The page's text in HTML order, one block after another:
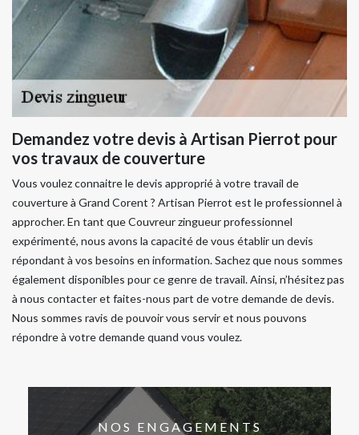
Demandez votre devis à Artisan Pierrot pour
vos travaux de couverture
Vous voulez connaitre le devis approprié à votre travail de
couverture à Grand Corent ? Artisan Pierrot est le professionnel à
approcher. En tant que Couvreur zingueur professionnel
expérimenté, nous avons la capacité de vous établir un devis
répondant à vos besoins en information. Sachez que nous sommes
également disponibles pour ce genre de travail. Ainsi, n’hésitez pas
à nous contacter et faites-nous part de votre demande de devis.
Nous sommes ravis de pouvoir vous servir et nous pouvons
répondre à votre demande quand vous voulez.
NOS ENGAGEMENTS